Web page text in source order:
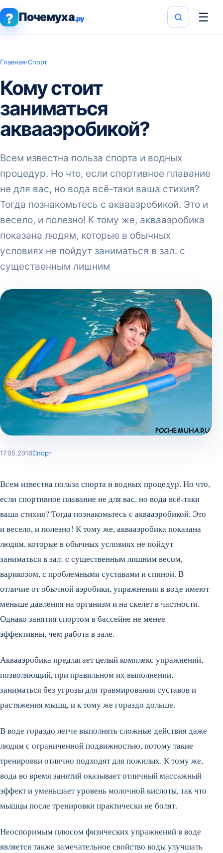
? Почемуха.ру ☰
Главная›Спорт
Кому стоит
заниматься
аквааэробикой?
Всем известна польза спорта и водных
процедур. Но что, если спортивное плавание
не для вас, но вода всё-таки ваша стихия?
Тогда познакомьтесь с аквааэробикой. Это и
весело, и полезно! К тому же, аквааэробика
показана людям, которые в обычных
условиях не пойдут заниматься в зал: с
существенным лишним
17.05.2016Спорт
Всем известна польза спорта и водных процедур. Но что,
если спортивное плавание не для вас, но вода всё-таки
ваша стихия? Тогда познакомьтесь с аквааэробикой. Это
и весело, и полезно! К тому же, аквааэробика показана
людям, которые в обычных условиях не пойдут
заниматься в зал: с существенным лишним весом,
варикозом, с проблемными суставами и спиной. В
отличие от обычной аэробики, упражнения в воде имеют
меньше давления на организм и на скелет в частности.
Однако занятия спортом в бассейне не менее
эффективны, чем работа в зале.
Аквааэробика предлагает целый комплекс упражнений,
позволяющий, при правильном их выполнении,
заниматься без угрозы для травмирования суставов и
растяжения мышц, и к тому же гораздо дольше.
В воде гораздо легче выполнять сложные действия даже
людям с ограниченной подвижностью, потому такие
тренировки отлично подходят для пожилых. К тому же,
вода во время занятий оказывает отличный массажный
эффект и уменьшает уровень молочной кислоты, так что
мышцы после тренировки практически не болят.
Неоспоримым плюсом физических упражнений в воде
является также замечательное свойство воды улучшать